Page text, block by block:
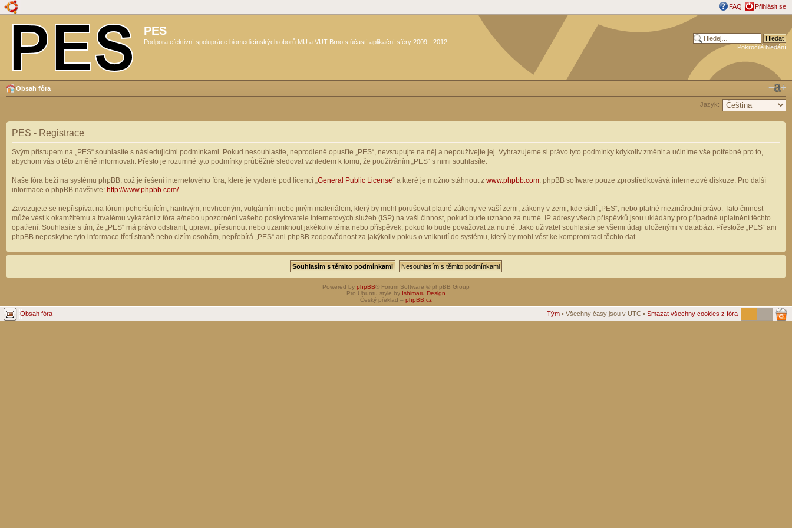
FAQ Přihlásit se
PES
Podpora efektivní spolupráce biomedicínských oborů MU a VUT Brno s účastí aplikační sféry 2009 - 2012
Pokročilé hledání
Obsah fóra
Jazyk:
PES - Registrace
Svým přístupem na „PES“ souhlasíte s následujícími podmínkami. Pokud nesouhlasíte, neprodleně opusťte „PES“, nevstupujte na něj a nepoužívejte jej. Vyhrazujeme si právo tyto podmínky kdykoliv změnit a učiníme vše potřebné pro to,
abychom vás o této změně informovali. Přesto je rozumné tyto podmínky průběžně sledovat vzhledem k tomu, že používáním „PES“ s nimi souhlasíte.
Naše fóra beží na systému phpBB, což je řešení internetového fóra, které je vydané pod licencí „ General Public License“ a které je možno stáhnout z www.phpbb.com . phpBB software pouze zprostředkovává internetové diskuze. Pro další
informace o phpBB navštivte: http://www.phpbb.com/.
Zavazujete se nepřispívat na fórum pohoršujícím, hanlivým, nevhodným, vulgárním nebo jiným materiálem, který by mohl porušovat platné zákony ve vaší zemi, zákony v zemi, kde sídlí „PES“, nebo platné mezinárodní právo. Tato činnost
může vést k okamžitému a trvalému vykázání z fóra a/nebo upozornění vašeho poskytovatele internetových služeb (ISP) na vaši činnost, pokud bude uznáno za nutné. IP adresy všech příspěvků jsou ukládány pro případné uplatnění těchto
opatření. Souhlasíte s tím, že „PES“ má právo odstranit, upravit, přesunout nebo uzamknout jakékoliv téma nebo příspěvek, pokud to bude považovat za nutné. Jako uživatel souhlasíte se všemi údaji uloženými v databázi. Přestože „PES“ ani
phpBB neposkytne tyto informace třetí straně nebo cizím osobám, nepřebírá „PES“ ani phpBB zodpovědnost za jakýkoliv pokus o vniknutí do systému, který by mohl vést ke kompromitaci těchto dat.
Powered by phpBB® Forum Software © phpBB Group
Pro Ubuntu style by Ishimaru Design
Český překlad – phpBB.cz
Obsah fóra Tým • Všechny časy jsou v UTC • Smazat všechny cookies z fóra